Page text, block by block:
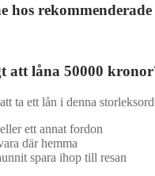
hos
att låna 50000
ta ett lån i denna
ett annat fordon
där hemma
spara ihop till resan